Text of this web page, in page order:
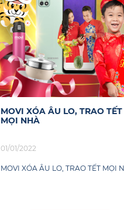
CHIA SẺ KHÓ KHĂN, VƯỢT
COVID
04/08/2021
CHIA SẺ KHÓ KHĂN, VƯỢT QUA